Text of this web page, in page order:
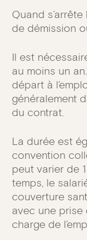
Quand
de démission
Il est
au moins un
départ à
généralement
du contrat.
La durée est
convention
peut varier de
temps, le
couverture
avec une
charge de